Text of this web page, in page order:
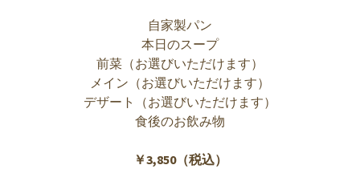
自家製パン
本日のスープ
前菜（お選びいただけます）
メイン（お選びいただけます）
デザート（お選びいただけます）
食後のお飲み物
￥3,850（税込）